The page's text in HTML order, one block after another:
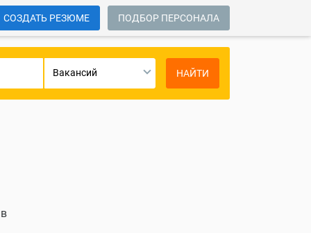
СОЗДАТЬ РЕЗЮМЕ ПОДБОР ПЕРСОНАЛА
Вакансий НАЙТИ